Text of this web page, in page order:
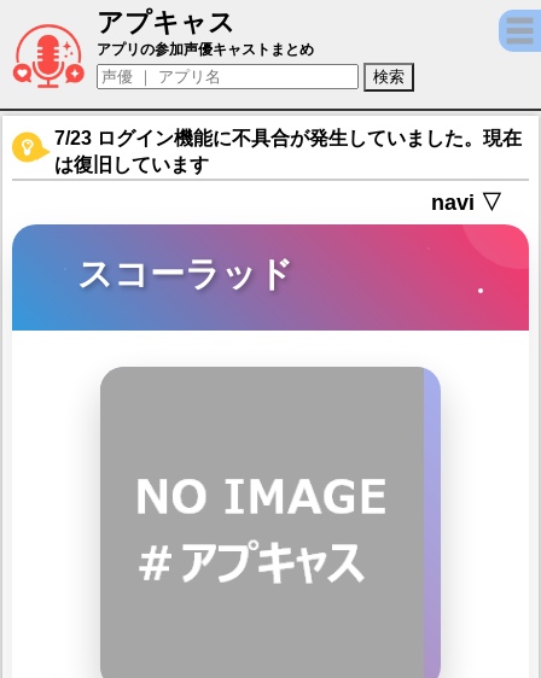
アプキャス
スコーラッド（声優：堀内賢雄)【キャラバ
アプリの参加声優キャストまとめ
7/23 ログイン機能に不具合が発生していました。現在
は復旧しています
navi ▽
スコーラッド